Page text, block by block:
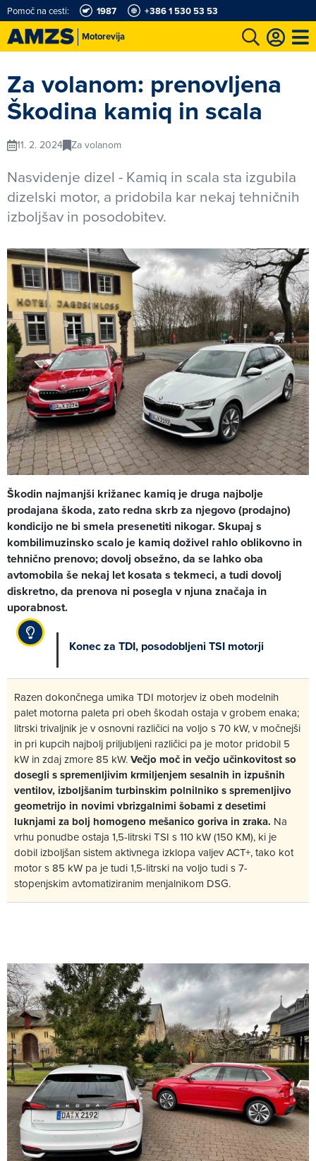
Motorevija
Pomoč na cesti: 1987 +386 1 530 53 53
Za volanom: prenovljena
Škodina kamiq in scala
11. 2. 2024 Za volanom
Nasvidenje dizel - Kamiq in scala sta izgubila
dizelski motor, a pridobila kar nekaj tehničnih
izboljšav in posodobitev.
Škodin najmanjši križanec kamiq je druga najbolje
prodajana škoda, zato redna skrb za njegovo (prodajno)
kondicijo ne bi smela presenetiti nikogar. Skupaj s
kombilimuzinsko scalo je kamiq doživel rahlo oblikovno in
tehnično prenovo; dovolj obsežno, da se lahko oba
avtomobila še nekaj let kosata s tekmeci, a tudi dovolj
diskretno, da prenova ni posegla v njuna značaja in
uporabnost.
Konec za TDI, posodobljeni TSI motorji
Razen dokončnega umika TDI motorjev iz obeh modelnih
palet motorna paleta pri obeh škodah ostaja v grobem enaka;
litrski trivaljnik je v osnovni različici na voljo s 70 kW, v močnejši
in pri kupcih najbolj priljubljeni različici pa je motor pridobil 5
kW in zdaj zmore 85 kW.Večjo moč in večjo učinkovitost so
dosegli s spremenljivim krmiljenjem sesalnih in izpušnih
ventilov, izboljšanim turbinskim polnilniko s spremenljivo
geometrijo in novimi vbrizgalnimi šobami z desetimi
luknjami za bolj homogeno mešanico goriva in zraka. Na
vrhu ponudbe ostaja 1,5-litrski TSI s 110 kW (150 KM), ki je
dobil izboljšan sistem aktivnega izklopa valjev ACT+, tako kot
motor s 85 kW pa je tudi 1,5-litrski na voljo tudi s 7-
stopenjskim avtomatiziranim menjalnikom DSG.